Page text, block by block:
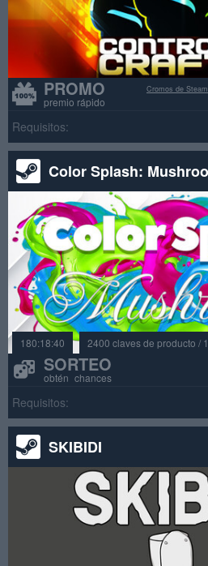
PROMO
premio rápido
Cromos de Steam
Requisitos:
Color Splash:
180:18:40 2400 claves de producto /
SORTEO
obtén chances
Requisitos:
SKIBIDI